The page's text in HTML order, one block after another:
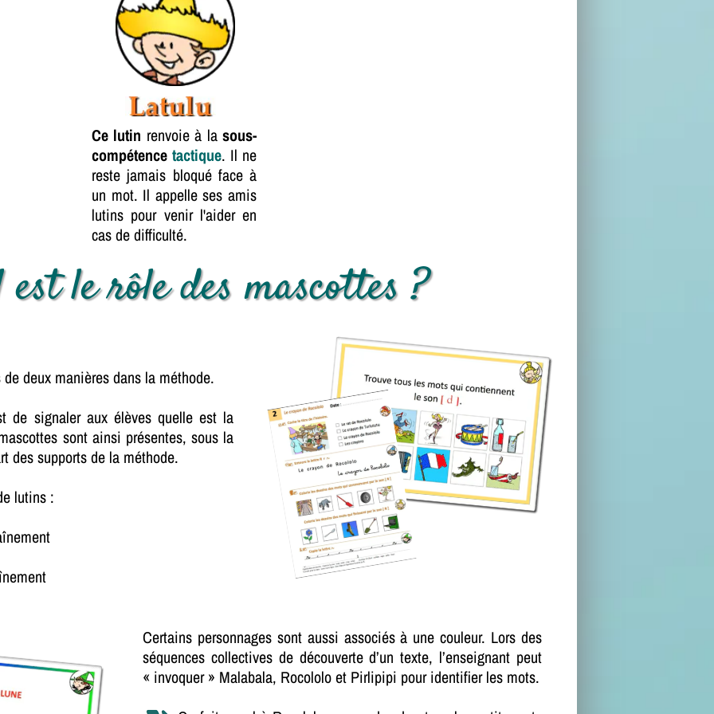
Ce lutin renvoie à lasous-
compétence tactique. Il ne
reste jamais bloqué face à
un mot. Il appelle ses amis
lutins pour venir l'aider en
cas de difficulté.
est le rôle des mascottes ?
deux manières dans la méthode.
de signaler aux élèves quelle est la
sont ainsi présentes, sous la
des supports de la méthode.
lutins :
Certains personnages sont aussi associés à une couleur. Lors des
séquences collectives de découverte d’un texte, l’enseignant peut
« invoquer » Malabala, Rocololo et Pirlipipi pour identifier les mots.